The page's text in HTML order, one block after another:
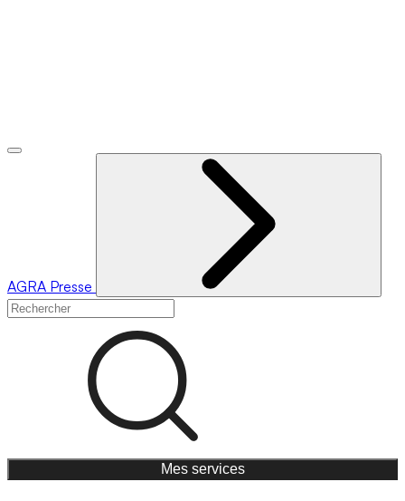
AGRA Presse
Mes services